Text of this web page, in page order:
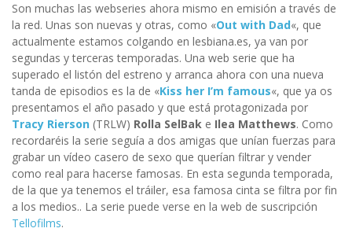
Son muchas las webseries ahora mismo en emisión a través de
la red. Unas son nuevas y otras, como «Out with Dad«, que
actualmente estamos colgando en lesbiana.es, ya van por
segundas y terceras temporadas. Una web serie que ha
superado el listón del estreno y arranca ahora con una nueva
tanda de episodios es la de «Kiss her I’m famous«, que ya os
presentamos el año pasado y que está protagonizada por
Tracy Rierson (TRLW) Rolla SelBak e Ilea Matthews. Como
recordaréis la serie seguía a dos amigas que unían fuerzas para
grabar un vídeo casero de sexo que querían filtrar y vender
como real para hacerse famosas. En esta segunda temporada,
de la que ya tenemos el tráiler, esa famosa cinta se filtra por fin
a los medios.. La serie puede verse en la web de suscripción
Tellofilms.